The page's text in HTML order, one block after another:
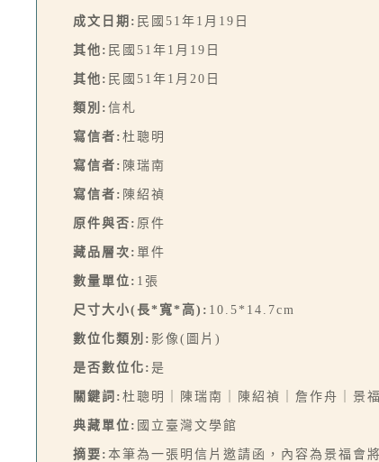
成文日期: 民國51年1月19日
其他: 民國51年1月19日
其他: 民國51年1月20日
類別: 信札
寫信者: 杜聰明
寫信者: 陳瑞南
寫信者: 陳紹禎
原件與否: 原件
藏品層次: 單件
數量單位: 1張
尺寸大小(長*寬*高): 10.5*14.7cm
數位化類別: 影像(圖片)
是否數位化: 是
關鍵詞: 杜聰明｜陳瑞南｜陳紹禎｜詹作舟｜景
典藏單位: 國立臺灣文學館
摘要: 本筆為一張明信片邀請函，內容為景福會